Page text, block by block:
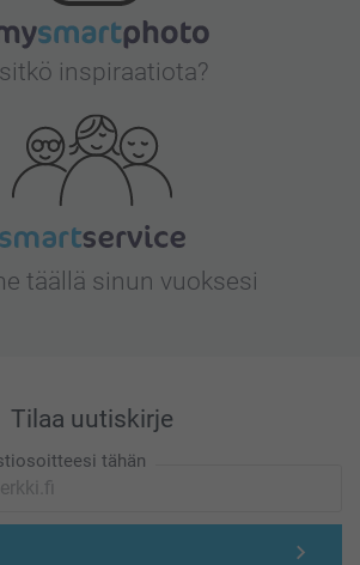
inspiraatiota?
täällä sinun vuoksesi
Tilaa uutiskirje
tähän